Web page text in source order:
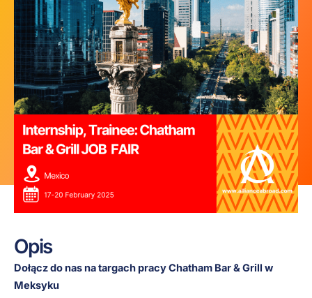
Opis
Dołącz do nas na targach pracy Chatham Bar & Grill w
Meksyku